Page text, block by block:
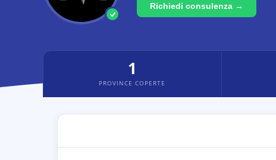
Richiedi consulenza →
1
PROVINCE COPERTE